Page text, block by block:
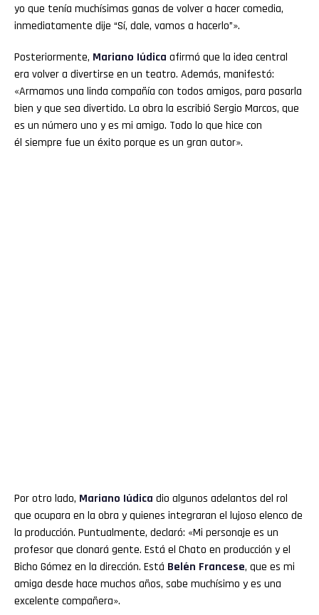
yo que tenía muchísimas ganas de volver a hacer comedia,
inmediatamente dije “Sí, dale, vamos a hacerlo”».
Posteriormente, Mariano Iúdica afirmó que la idea central
era volver a divertirse en un teatro. Además, manifestó:
«Armamos una linda compañía con todos amigos, para pasarla
bien y que sea divertido. La obra la escribió Sergio Marcos, que
es un número uno y es mi amigo. Todo lo que hice con
él siempre fue un éxito porque es un gran autor».
Por otro lado, Mariano Iúdica dio algunos adelantos del rol
que ocupara en la obra y quienes integraran el lujoso elenco de
la producción. Puntualmente, declaró: «Mi personaje es un
profesor que clonará gente. Está el Chato en producción y el
Bicho Gómez en la dirección. Está Belén Francese, que es mi
amiga desde hace muchos años, sabe muchísimo y es una
excelente compañera».